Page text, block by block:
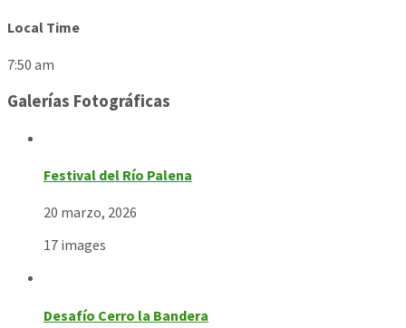
Local Time
7:50 am
Galerías Fotográficas
Festival del Río Palena
20 marzo, 2026
17 images
Desafío Cerro la Bandera